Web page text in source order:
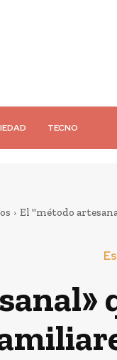
TECNO
El "método